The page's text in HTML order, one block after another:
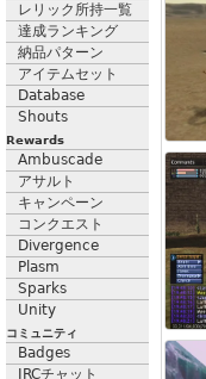
レリック所持一覧
達成ランキング
納品パターン
アイテムセット
Database
Shouts
Rewards
Ambuscade
アサルト
キャンペーン
コンクエスト
Divergence
Plasm
Sparks
Unity
コミュニティ
Badges
IRCチャット